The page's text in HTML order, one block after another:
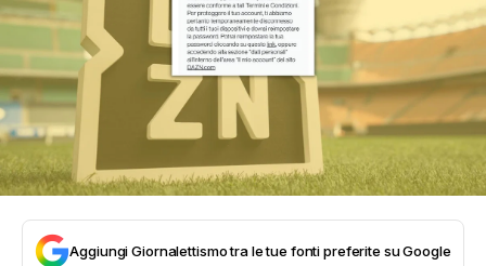
Aggiungi Giornalettismo tra le tue fonti preferite su Google